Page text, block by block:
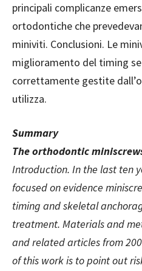
principali complicanze
ortodontiche che
miniviti. Conclusioni. Le
miglioramento del timing
correttamente gestite
utilizza.
Summary
The orthodontic
Introduction. In the last ten
focused on evidence
timing and skeletal
treatment. Materials and
and related articles from
of this work is to point out